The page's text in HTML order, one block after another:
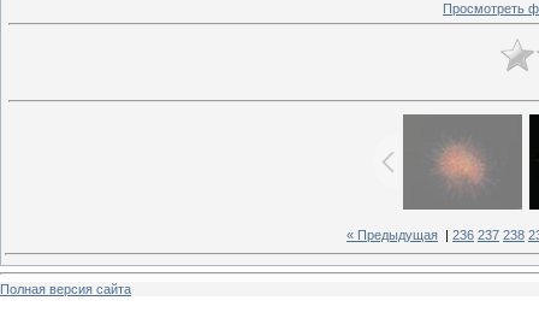
Просмотреть
« Предыдущая 236 237 238
Полная версия сайта